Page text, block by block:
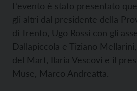
L’evento è stato presentato
gli altri dal presidente della
di Trento, Ugo Rossi con gli
Dallapiccola e Tiziano
del Mart, Ilaria Vescovi e il
Muse, Marco Andreatta.